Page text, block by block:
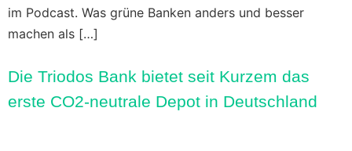
im Podcast. Was grüne Banken anders und besser
machen als […]
Die Triodos Bank bietet seit Kurzem das
erste CO2-neutrale Depot in Deutschland